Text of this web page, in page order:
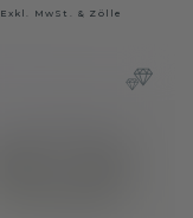
Exkl. MwSt. & Zölle